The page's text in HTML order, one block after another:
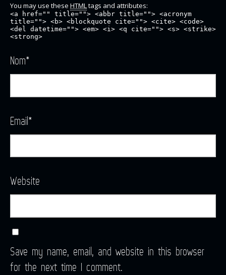
You may use these HTMLtags and attributes:
<a href="" title=""> <abbr title=""> <acronym
title=""> <b> <blockquote cite=""> <cite> <code>
<del datetime=""> <em> <i> <q cite=""> <s> <strike>
<strong>
Nom*
Email*
Website
Save my name, email, and website in this browser
for the next time I comment.